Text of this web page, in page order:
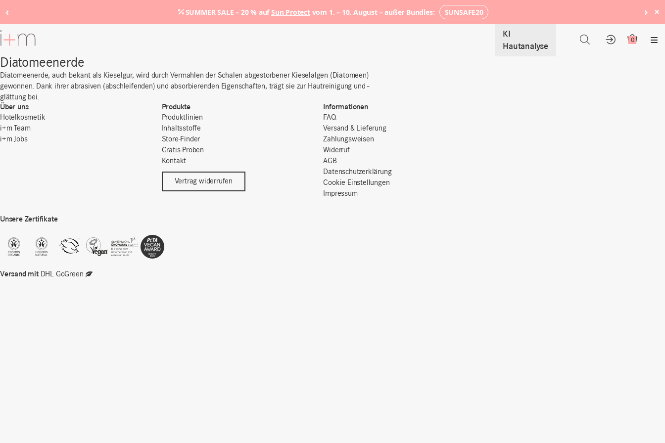
SUMMER SALE – 20 % aufSun Protectvom 1. – 10. August – außer Bundles: SUNSAFE20 ×
‹ ›
Zum
Hauptinhalt
KI
Hautanalyse
0
Diatomeenerde
Diatomeenerde, auch bekant als Kieselgur, wird durch Vermahlen der Schalen abgestorbener Kieselalgen (Diatomeen)
gewonnen. Dank ihrerabrasiven (abschleifenden) und absorbierenden Eigenschaften, trägt sie zur Hautreinigung und -
glättung bei.
Über uns
Hotelkosmetik
i+m Team
i+m Jobs
Produkte
Produktlinien
Inhaltsstoffe
Store-Finder
Gratis-Proben
Kontakt
Vertrag widerrufen
Informationen
FAQ
Versand & Lieferung
Zahlungsweisen
Widerruf
AGB
Datenschutzerklärung
Cookie Einstellungen
Impressum
Unsere Zertifikate
Versand mitDHL GoGreen